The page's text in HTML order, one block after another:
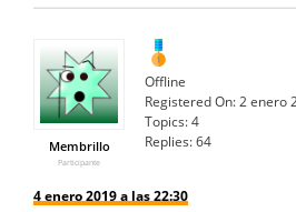
Membrillo
Participante
Offline
Registered On:2 enero
Topics:4
Replies:64
4 enero 2019 a las 22:30